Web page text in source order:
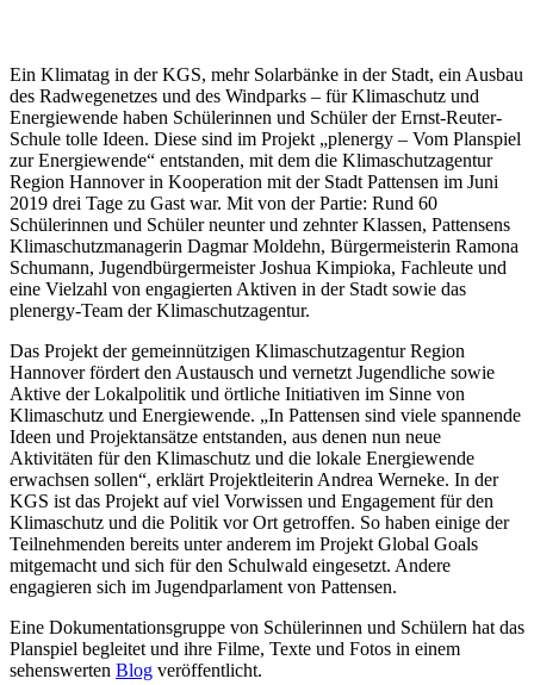
Ein Klimatag in der KGS, mehr Solarbänke in der Stadt, ein Ausbau
des Radwegenetzes und des Windparks – für Klimaschutz und
Energiewende haben Schülerinnen und Schüler der Ernst-Reuter-
Schule tolle Ideen. Diese sind im Projekt „plenergy – Vom Planspiel
zur Energiewende“ entstanden, mit dem die Klimaschutzagentur
Region Hannover in Kooperation mit der Stadt Pattensen im Juni
2019 drei Tage zu Gast war. Mit von der Partie: Rund 60
Schülerinnen und Schüler neunter und zehnter Klassen, Pattensens
Klimaschutzmanagerin Dagmar Moldehn, Bürgermeisterin Ramona
Schumann, Jugendbürgermeister Joshua Kimpioka, Fachleute und
eine Vielzahl von engagierten Aktiven in der Stadt sowie das
plenergy-Team der Klimaschutzagentur.
Das Projekt der gemeinnützigen Klimaschutzagentur Region
Hannover fördert den Austausch und vernetzt Jugendliche sowie
Aktive der Lokalpolitik und örtliche Initiativen im Sinne von
Klimaschutz und Energiewende. „In Pattensen sind viele spannende
Ideen und Projektansätze entstanden, aus denen nun neue
Aktivitäten für den Klimaschutz und die lokale Energiewende
erwachsen sollen“, erklärt Projektleiterin Andrea Werneke. In der
KGS ist das Projekt auf viel Vorwissen und Engagement für den
Klimaschutz und die Politik vor Ort getroffen. So haben einige der
Teilnehmenden bereits unter anderem im Projekt Global Goals
mitgemacht und sich für den Schulwald eingesetzt. Andere
engagieren sich im Jugendparlament von Pattensen.
Eine Dokumentationsgruppe von Schülerinnen und Schülern hat das
Planspiel begleitet und ihre Filme, Texte und Fotos in einem
sehenswerten Blog veröffentlicht.